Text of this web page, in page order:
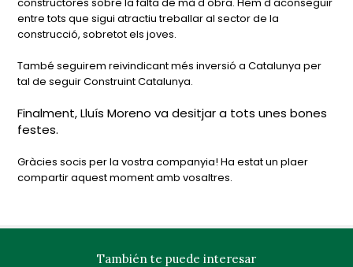
entre tots que sigui atractiu treballar al sector de la
construcció, sobretot els joves.
També seguirem reivindicant més inversió a Catalunya per
tal de seguir Construint Catalunya.
Finalment, Lluís Moreno va desitjar a tots unes bones
festes.
Gràcies socis per la vostra companyia! Ha estat un plaer
compartir aquest moment amb vosaltres.
También te puede interesar